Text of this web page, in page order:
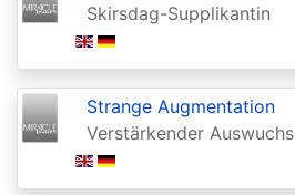
Born
the
Gods
a-
Skirsdag-Supplikantin
Strange Augmentation
Verstärkender Auswuchs